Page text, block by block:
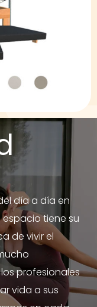
día a día en
tiene su
de vivir el
profesionales
vida a sus